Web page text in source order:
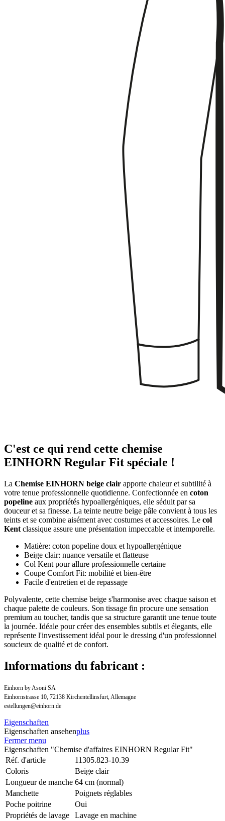
C'est ce qui rend cette chemise
EINHORN Regular Fit spéciale !
La Chemise EINHORN beige clair apporte chaleur et subtilité à
votre tenue professionnelle quotidienne. Confectionnée en coton
popeline aux propriétés hypoallergéniques, elle séduit par sa
douceur et sa finesse. La teinte neutre beige pâle convient à tous les
teints et se combine aisément avec costumes et accessoires. Le col
Kent classique assure une présentation impeccable et intemporelle.
Matière: coton popeline doux et hypoallergénique
Beige clair: nuance versatile et flatteuse
Col Kent pour allure professionnelle certaine
Coupe Comfort Fit: mobilité et bien-être
Facile d'entretien et de repassage
Polyvalente, cette chemise beige s'harmonise avec chaque saison et
chaque palette de couleurs. Son tissage fin procure une sensation
premium au toucher, tandis que sa structure garantit une tenue toute
la journée. Idéale pour créer des ensembles subtils et élegants, elle
représente l'investissement idéal pour le dressing d'un professionnel
soucieux de qualité et de confort.
Informations du fabricant :
Einhorn by Asoni SA
Einhornstrasse 10, 72138 Kirchentellinsfurt, Allemagne
estellungen@einhorn.de
Eigenschaften
Eigenschaften ansehenplus
Fermer menu
Eigenschaften "Chemise d'affaires EINHORN Regular Fit"
Réf. d'article
11305.823-10.39
Coloris
Beige clair
Longueur de manche 64 cm (normal)
Manchette
Poignets réglables
Poche poitrine
Oui
Propriétés de lavage
Lavage en machine